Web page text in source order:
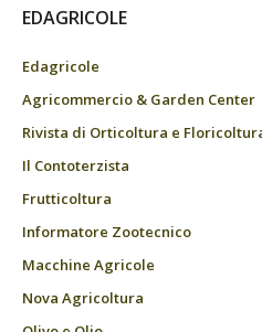
EDAGRICOLE
Edagricole
Agricommercio & Garden Center
Rivista di Orticoltura e
Il Contoterzista
Frutticoltura
Informatore Zootecnico
Macchine Agricole
Nova Agricoltura